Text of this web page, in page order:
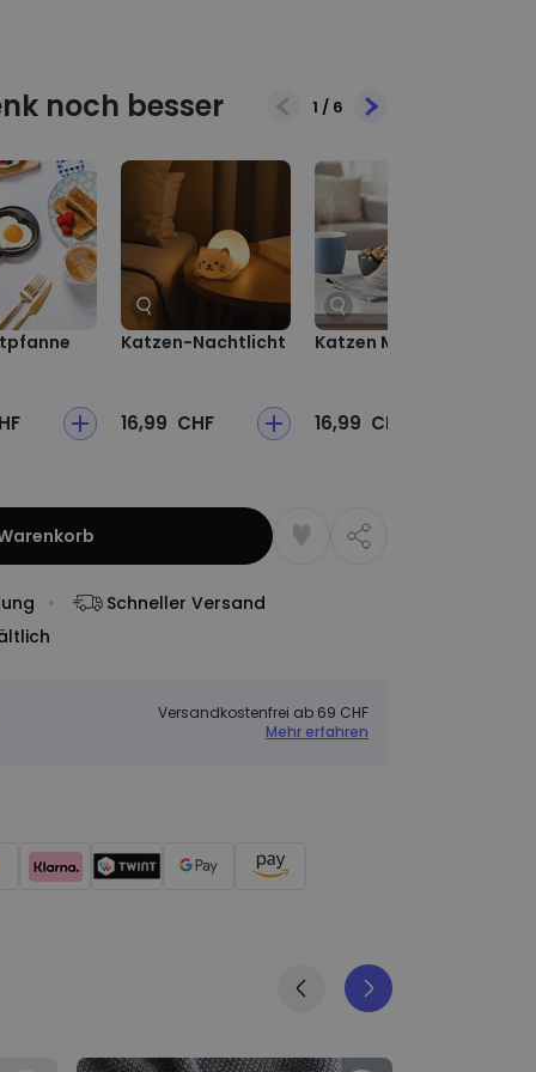
noch besser 1 / 6
Katzen-Nachtlicht
16,99 CHF
Katzen Müslischale
16,99 CHF
Schneller Versand
Versandkostenfrei ab 69 CHF
Mehr erfahren